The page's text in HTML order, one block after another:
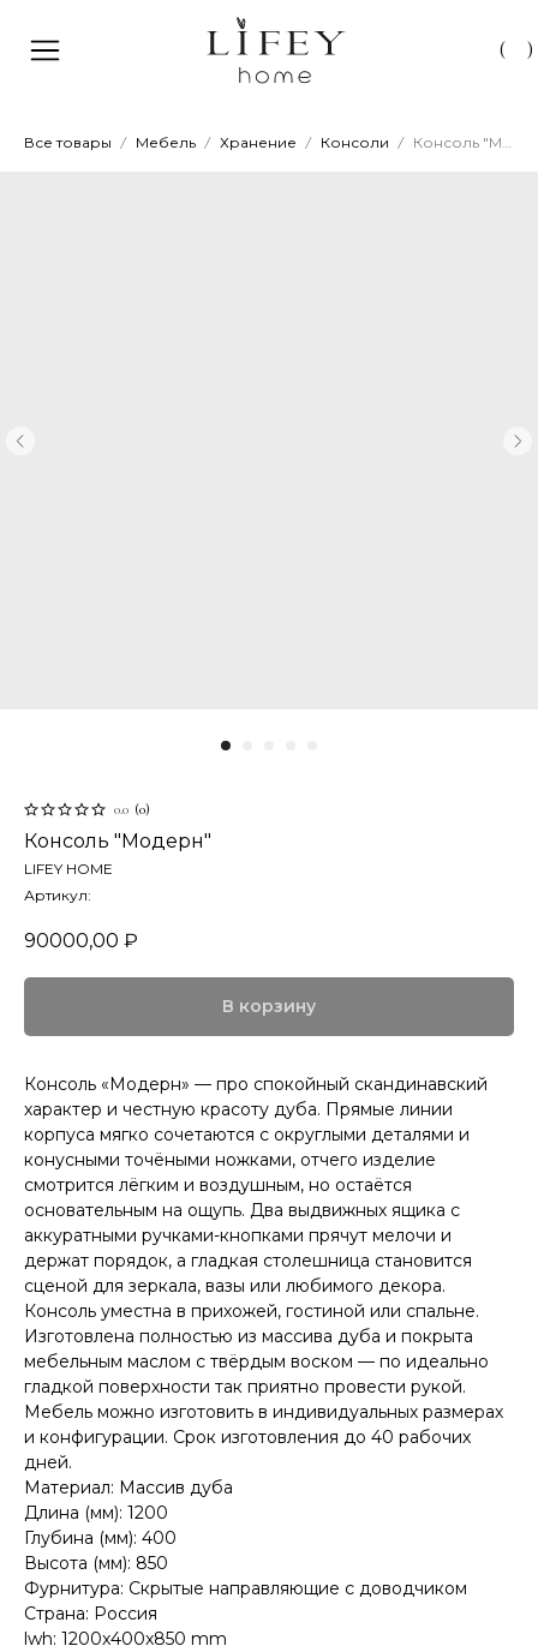
( )
Все товары Мебель Хранение Консоли Консоль "Модерн"
0.0 (0)
Консоль "Модерн"
LIFEY HOME
Артикул:
90000,00 ₽
В корзину
Консоль «Модерн» — про спокойный скандинавский
характер и честную красоту дуба. Прямые линии
корпуса мягко сочетаются с округлыми деталями и
конусными точёными ножками, отчего изделие
смотрится лёгким и воздушным, но остаётся
основательным на ощупь. Два выдвижных ящика с
аккуратными ручками-кнопками прячут мелочи и
держат порядок, а гладкая столешница становится
сценой для зеркала, вазы или любимого декора.
Консоль уместна в прихожей, гостиной или спальне.
Изготовлена полностью из массива дуба и покрыта
мебельным маслом с твёрдым воском — по идеально
гладкой поверхности так приятно провести рукой.
Мебель можно изготовить в индивидуальных размерах
и конфигурации. Срок изготовления до 40 рабочих
дней.
Материал: Массив дуба
Длина (мм): 1200
Глубина (мм): 400
Высота (мм): 850
Фурнитура: Скрытые направляющие с доводчиком
Страна: Россия
lwh: 1200x400x850 mm